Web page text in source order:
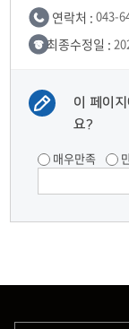
연락처 : 043-
최종수정일 :
이 페이
요?
매우만족